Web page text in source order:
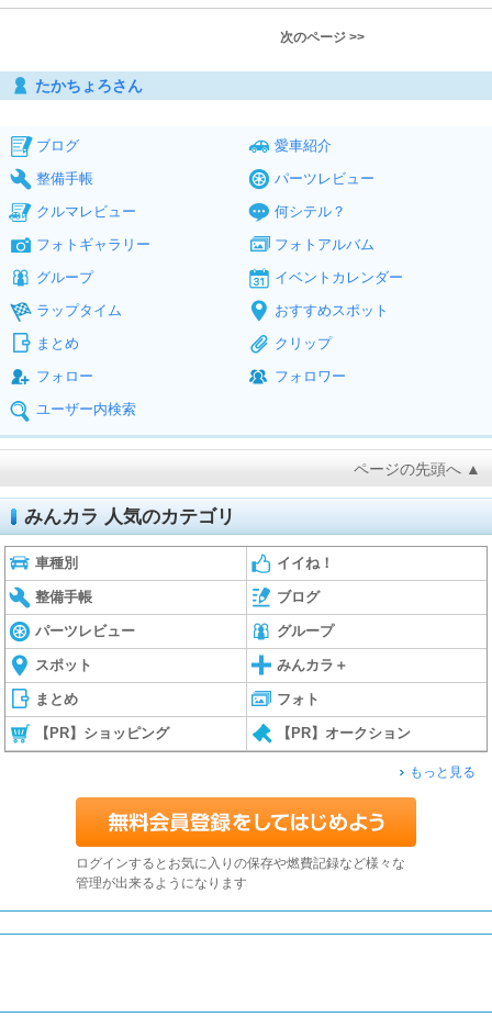
次のページ >>
たかちょろさん
ブログ
愛車紹介
整備手帳
パーツレビュー
クルマレビュー
何シテル？
フォトギャラリー
フォトアルバム
グループ
イベントカレンダー
ラップタイム
おすすめスポット
まとめ
クリップ
フォロー
フォロワー
ユーザー内検索
ページの先頭へ ▲
みんカラ 人気のカテゴリ
車種別 イイね！
整備手帳 ブログ
パーツレビュー グループ
スポット みんカラ＋
まとめ フォト
【PR】ショッピング 【PR】オークション
もっと見る
ログインするとお気に入りの保存や燃費記録など様々な
管理が出来るようになります